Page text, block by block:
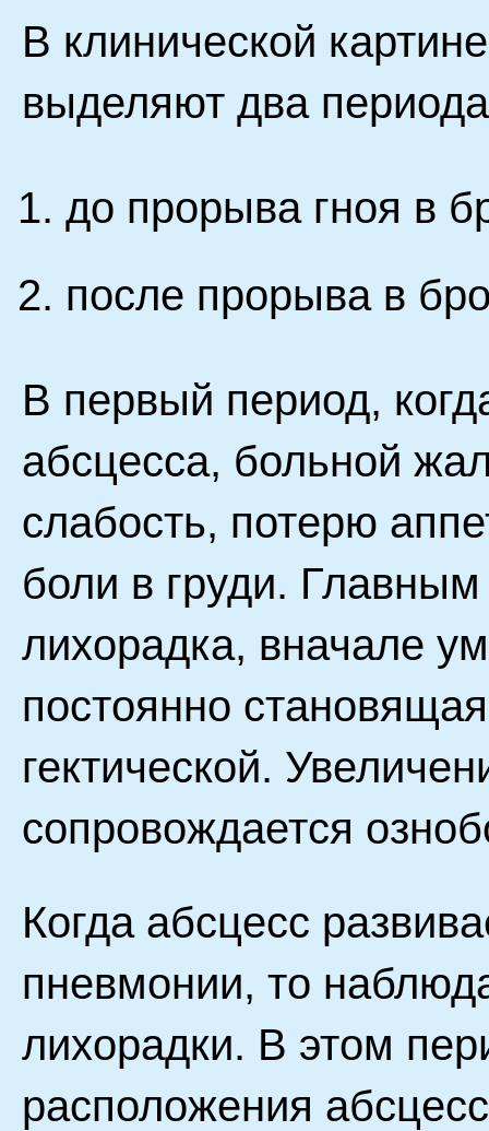
В клинической
выделяют два
до прорыва гноя в
после прорыва в
В первый период,
абсцесса, больной
слабость, потерю
боли в груди.
лихорадка, вначале
постоянно
гектической.
сопровождается
Когда абсцесс
пневмонии, то
лихорадки. В этом
расположения